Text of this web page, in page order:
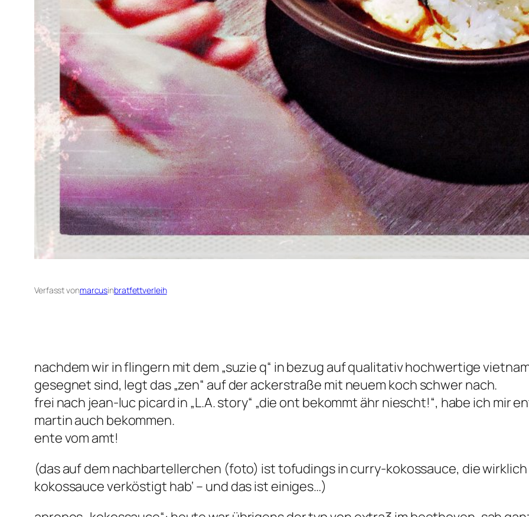
Verfasst vonmarcusinbratfettverleih
nachdem wir in flingern mit dem „suzie q“ in bezug auf qualitativ hochwertige
gesegnet sind, legt das „zen“ auf der ackerstraße mit neuem koch schwer nach.
frei nach jean-luc picard in „L.A. story“ „die ont bekommt ähr niescht!“, habe ich mir
martin auch bekommen.
ente vom amt!
(das auf dem nachbartellerchen (foto) ist tofudings in curry-kokossauce, die
kokossauce verköstigt hab‘ – und das ist einiges…)